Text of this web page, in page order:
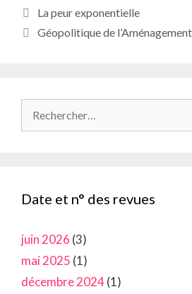
La peur exponentielle
Géopolitique de
Date et n° des revues
juin 2026 (3)
mai 2025 (1)
décembre 2024(1)